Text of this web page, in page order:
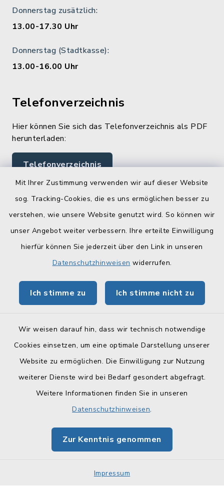
Mit Ihrer Zustimmung verwenden wir auf dieser Website
sog. Tracking-Cookies, die es uns ermöglichen besser zu
verstehen, wie unsere Website genutzt wird. So können wir
unser Angebot weiter verbessern. Ihre erteilte Einwilligung
hierfür können Sie jederzeit über den Link in unseren
Datenschutzhinweisen widerrufen.
Ich stimme zu Ich stimme nicht zu
Wir weisen darauf hin, dass wir technisch notwendige
Cookies einsetzen, um eine optimale Darstellung unserer
Website zu ermöglichen. Die Einwilligung zur Nutzung
weiterer Dienste wird bei Bedarf gesondert abgefragt.
Weitere Informationen finden Sie in unseren
Datenschutzhinweisen.
Zur Kenntnis genommen
Impressum
Donnerstag zusätzlich:
13.00-17.30 Uhr
Donnerstag (Stadtkasse):
13.00-16.00 Uhr
Telefonverzeichnis
Hier können Sie sich das Telefonverzeichnis als PDF
herunterladen:
Telefonverzeichnis
Quicklinks
Landratsamt Lichtenfels
Geoportal Lichtenfels
BayernPortal
Barrierefreiheit
Sitemap